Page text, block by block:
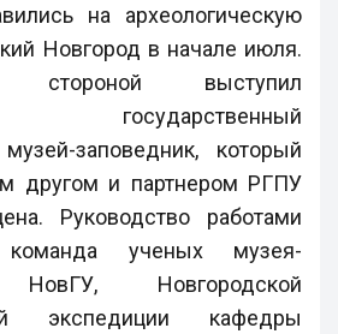
на археологическую
Новгород в начале июля.
стороной выступил
государственный
заповедник, который
другом и партнером РГПУ
Руководство работами
команда ученых музея-
НовГУ, Новгородской
экспедиции кафедры